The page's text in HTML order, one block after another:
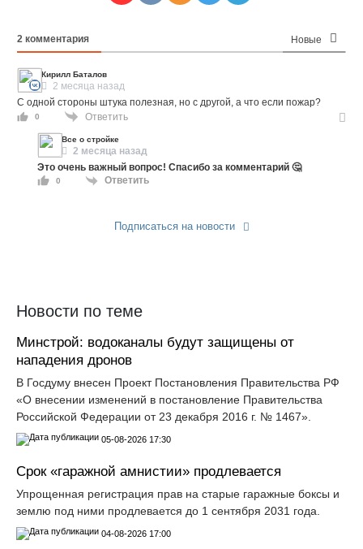
2 комментария Новые
Кирилл Баталов
2 месяца назад
С одной стороны штука полезная, но с другой, а что если пожар?
0 Ответить
Все о стройке
2 месяца назад
Это очень важный вопрос! Спасибо за комментарий 🤔
0 Ответить
Подписаться на новости
Новости по теме
Минстрой: водоканалы будут защищены от
нападения дронов
В Госдуму внесен Проект Постановления Правительства РФ
«О внесении изменений в постановление Правительства
Российской Федерации от 23 декабря 2016 г. № 1467».
05-08-2026 17:30
Срок «гаражной амнистии» продлевается
Упрощенная регистрация прав на старые гаражные боксы и
землю под ними продлевается до 1 сентября 2031 года.
04-08-2026 17:00